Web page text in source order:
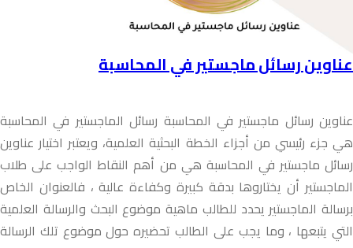
عناوين رسائل ماجستير في المحاسبة
عناوين رسائل ماجستير في المحاسبة رسائل الماجستير في المحاسبة
هي جزء رئيسي من أجزاء الخطة البحثية العلمية، ويعتبر اختيار عناوين
رسائل ماجستير في المحاسبة هي من أهم النقاط الواجب على طلاب
الماجستير أن يختاروها بدقة كبيرة وكفاءة عالية ، فالعنوان الخاص
برسالة الماجستير يحدد للطالب ماهية موضوع البحث والرسالة العلمية
التي يتبعها ، وما يجب على الطالب تحضيره حول موضوع تلك الرسالة